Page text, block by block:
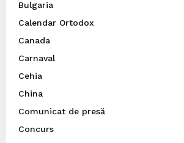
Bulgaria
Calendar Ortodox
Canada
Carnaval
Cehia
China
Comunicat de presă
Concurs